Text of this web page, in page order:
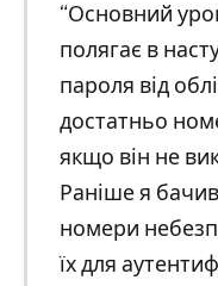
“Основний
полягає в
пароля від
достатньо
якщо він не
Раніше я
номери
їх для